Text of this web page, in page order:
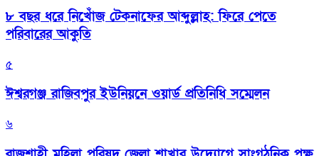
৮ বছর ধরে নিখোঁজ টেকনাফের আব্দুল্লাহ: ফিরে পেতে
পরিবারের আকুতি
৫
ঈশ্বরগঞ্জ রাজিবপুর ইউনিয়নে ওয়ার্ড প্রতিনিধি সম্মেলন
৬